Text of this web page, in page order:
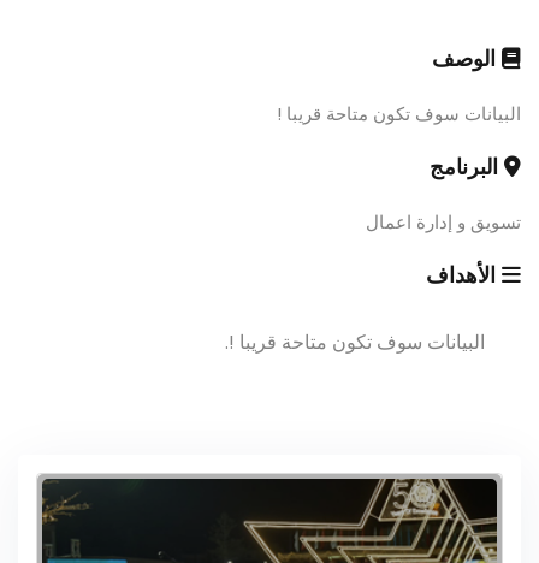
الوصف
البيانات سوف تكون متاحة قريبا !
البرنامج
تسويق و إدارة اعمال
الأهداف
البيانات سوف تكون متاحة قريبا !.